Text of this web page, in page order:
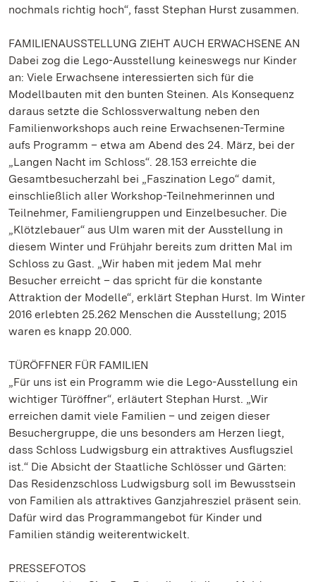
nochmals richtig hoch“, fasst Stephan Hurst zusammen.
FAMILIENAUSSTELLUNG ZIEHT AUCH ERWACHSENE AN
Dabei zog die Lego-Ausstellung keineswegs nur Kinder
an: Viele Erwachsene interessierten sich für die
Modellbauten mit den bunten Steinen. Als Konsequenz
daraus setzte die Schlossverwaltung neben den
Familienworkshops auch reine Erwachsenen-Termine
aufs Programm – etwa am Abend des 24. März, bei der
„Langen Nacht im Schloss“. 28.153 erreichte die
Gesamtbesucherzahl bei „Faszination Lego“ damit,
einschließlich aller Workshop-Teilnehmerinnen und
Teilnehmer, Familiengruppen und Einzelbesucher. Die
„Klötzlebauer“ aus Ulm waren mit der Ausstellung in
diesem Winter und Frühjahr bereits zum dritten Mal im
Schloss zu Gast. „Wir haben mit jedem Mal mehr
Besucher erreicht – das spricht für die konstante
Attraktion der Modelle“, erklärt Stephan Hurst. Im Winter
2016 erlebten 25.262 Menschen die Ausstellung; 2015
waren es knapp 20.000.
TÜRÖFFNER FÜR FAMILIEN
„Für uns ist ein Programm wie die Lego-Ausstellung ein
wichtiger Türöffner“, erläutert Stephan Hurst. „Wir
erreichen damit viele Familien – und zeigen dieser
Besuchergruppe, die uns besonders am Herzen liegt,
dass Schloss Ludwigsburg ein attraktives Ausflugsziel
ist.“ Die Absicht der Staatliche Schlösser und Gärten:
Das Residenzschloss Ludwigsburg soll im Bewusstsein
von Familien als attraktives Ganzjahresziel präsent sein.
Dafür wird das Programmangebot für Kinder und
Familien ständig weiterentwickelt.
PRESSEFOTOS